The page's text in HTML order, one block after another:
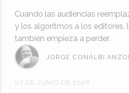
Cuando las audiencias
y los algoritmos a los editores,
también empieza a perder.
07 DE JUNIO DE 2026
JORGE CONALBI